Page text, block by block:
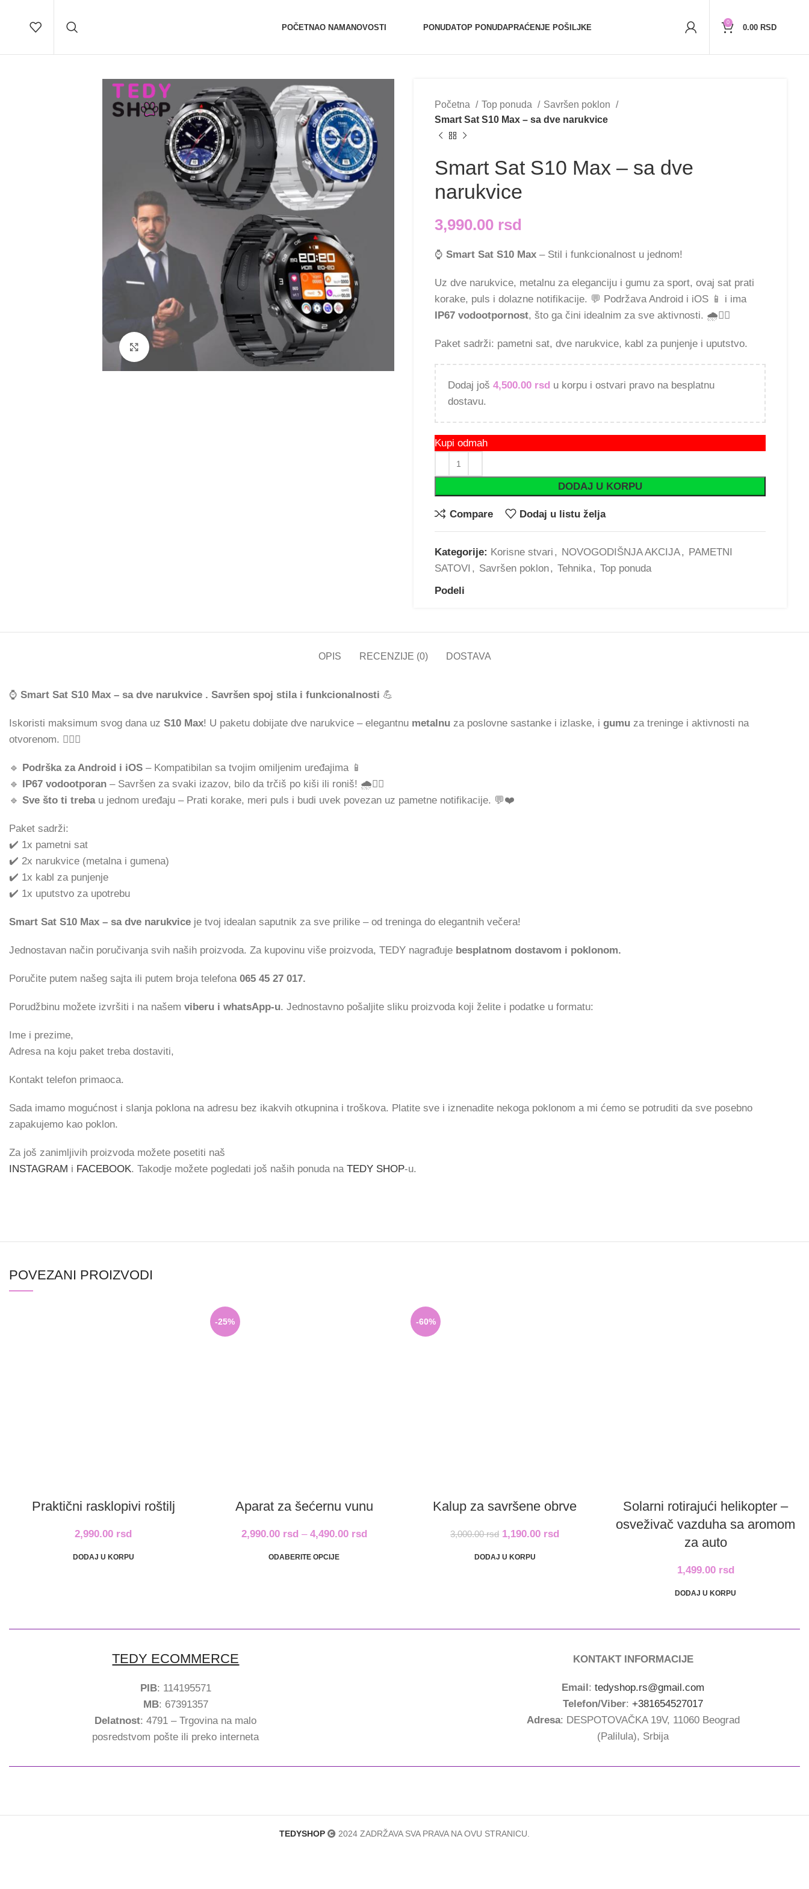
POČETNAO NAMANOVOSTI PONUDATOP PONUDAPRAĆENJE POŠILJKE
0
0.00RSD
Klikni i uvećaj
Početna Top ponuda
Savršen poklon
Smart Sat S10 Max – sa dve narukvice
Smart Sat S10 Max – sa dve
narukvice
3,990.00 rsd
⌚ Smart Sat S10 Max – Stil i funkcionalnost u jednom!
Uz dve narukvice, metalnu za eleganciju i gumu za sport, ovaj sat prati
korake, puls i dolazne notifikacije. 💬 Podržava Android i iOS 📱 i ima
IP67 vodootpornost, što ga čini idealnim za sve aktivnosti. 🌧️🏋️‍♂️
Paket sadrži: pametni sat, dve narukvice, kabl za punjenje i uputstvo.
Dodaj još 4,500.00 rsd u korpu i ostvari pravo na besplatnu
dostavu.
DODAJ U KORPU
Kupi odmah
Compare Dodaj u listu želja
Kategorije: Korisne stvari , NOVOGODIŠNJA AKCIJA, PAMETNI
SATOVI , Savršen poklon, Tehnika, Top ponuda
Podeli
OPIS RECENZIJE (0) DOSTAVA
⌚ Smart Sat S10 Max – sa dve narukvice . Savršen spoj stila i funkcionalnosti 💪
Iskoristi maksimum svog dana uz S10 Max! U paketu dobijate dve narukvice – elegantnu metalnu za poslovne sastanke i izlaske, i gumu za treninge i aktivnosti na
otvorenom. 🏋️‍♂️🎉
🔹 Podrška za Android i iOS – Kompatibilan sa tvojim omiljenim uređajima 📱
🔹 IP67 vodootporan – Savršen za svaki izazov, bilo da trčiš po kiši ili roniš! 🌧️🏊‍♂️
🔹 Sve što ti trebau jednom uređaju – Prati korake, meri puls i budi uvek povezan uz pametne notifikacije. 💬❤️
Paket sadrži:
✔️ 1x pametni sat
✔️ 2x narukvice (metalna i gumena)
✔️ 1x kabl za punjenje
✔️ 1x uputstvo za upotrebu
Smart Sat S10 Max – sa dve narukvice je tvoj idealan saputnik za sve prilike – od treninga do elegantnih večera!
Jednostavan način poručivanja svih naših proizvoda. Za kupovinu više proizvoda, TEDY nagrađuje besplatnom dostavom i poklonom.
Poručite putem našeg sajta ili putem broja telefona 065 45 27 017.
Porudžbinu možete izvršiti i na našem viberu i whatsApp-u. Jednostavno pošaljite sliku proizvoda koji želite i podatke u formatu:
Ime i prezime,
Adresa na koju paket treba dostaviti,
Kontakt telefon primaoca.
Sada imamo mogućnost i slanja poklona na adresu bez ikakvih otkupnina i troškova. Platite sve i iznenadite nekoga poklonom a mi ćemo se potruditi da sve posebno
zapakujemo kao poklon.
Za još zanimljivih proizvoda možete posetiti naš
INSTAGRAM i FACEBOOK. Takodje možete pogledati još naših ponuda naTEDY SHOP-u.
POVEZANI PROIZVODI
Praktični rasklopivi roštilj
2,990.00 rsd
DODAJ U KORPU
-25%
Aparat za šećernu vunu
2,990.00 rsd– 4,490.00 rsd
ODABERITE OPCIJE
-60%
Kalup za savršene obrve
3,000.00rsd 1,190.00 rsd
DODAJ U KORPU
Solarni rotirajući helikopter –
osveživač vazduha sa aromom
za auto
1,499.00 rsd
DODAJ U KORPU
TEDY ECOMMERCE
PIB: 114195571
MB: 67391357
Delatnost: 4791 – Trgovina na malo
posredstvom pošte ili preko interneta
KONTAKT INFORMACIJE
Email:tedyshop.rs@gmail.com
Telefon/Viber:+381654527017
Adresa: DESPOTOVAČKA 19V, 11060 Beograd
(Palilula), Srbija
TEDYSHOP 2024 ZADRŽAVA SVA PRAVA NA OVU STRANICU.